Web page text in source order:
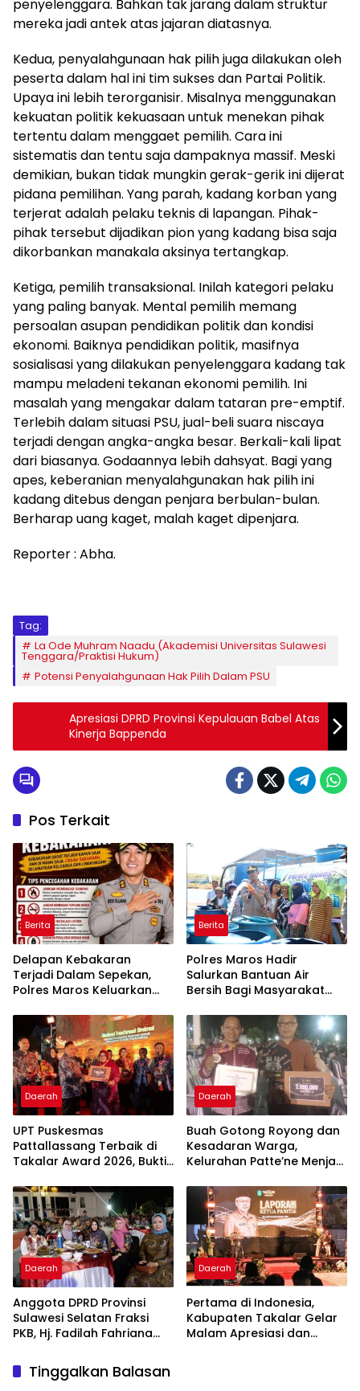
penyelenggara. Bahkan tak jarang dalam struktur
mereka jadi antek atas jajaran diatasnya.
Kedua, penyalahgunaan hak pilih juga dilakukan oleh
peserta dalam hal ini tim sukses dan Partai Politik.
Upaya ini lebih terorganisir. Misalnya menggunakan
kekuatan politik kekuasaan untuk menekan pihak
tertentu dalam menggaet pemilih. Cara ini
sistematis dan tentu saja dampaknya massif. Meski
demikian, bukan tidak mungkin gerak-gerik ini dijerat
pidana pemilihan. Yang parah, kadang korban yang
terjerat adalah pelaku teknis di lapangan. Pihak-
pihak tersebut dijadikan pion yang kadang bisa saja
dikorbankan manakala aksinya tertangkap.
Ketiga, pemilih transaksional. Inilah kategori pelaku
yang paling banyak. Mental pemilih memang
persoalan asupan pendidikan politik dan kondisi
ekonomi. Baiknya pendidikan politik, masifnya
sosialisasi yang dilakukan penyelenggara kadang tak
mampu meladeni tekanan ekonomi pemilih. Ini
masalah yang mengakar dalam tataran pre-emptif.
Terlebih dalam situasi PSU, jual-beli suara niscaya
terjadi dengan angka-angka besar. Berkali-kali lipat
dari biasanya. Godaannya lebih dahsyat. Bagi yang
apes, keberanian menyalahgunakan hak pilih ini
kadang ditebus dengan penjara berbulan-bulan.
Berharap uang kaget, malah kaget dipenjara.
Reporter : Abha.
Tag:
La Ode Muhram Naadu (Akademisi Universitas Sulawesi
Tenggara/Praktisi Hukum)
Potensi Penyalahgunaan Hak Pilih Dalam PSU
Apresiasi DPRD Provinsi Kepulauan Babel Atas
Kinerja Bappenda
Pos Terkait
Berita
Delapan Kebakaran
Terjadi Dalam Sepekan,
Polres Maros Keluarkan
Masyarakat
Berita
Polres Maros Hadir
Salurkan Bantuan Air
Bersih Bagi Masyarakat
Di Maros
Daerah
UPT Puskesmas
Pattallassang Terbaik di
Takalar Award 2026, Bukti
Pelayanan Kesehatan
Berkualitas
Daerah
Buah Gotong Royong dan
Kesadaran Warga,
Kelurahan Patte’ne Menjadi
2026
Daerah
Anggota DPRD Provinsi
Sulawesi Selatan Fraksi
PKB, Hj. Fadilah Fahriana
Takalar Menyalakan
Lentera Pengabdian
Daerah
Pertama di Indonesia,
Kabupaten Takalar Gelar
Malam Apresiasi dan
Tinggalkan Balasan